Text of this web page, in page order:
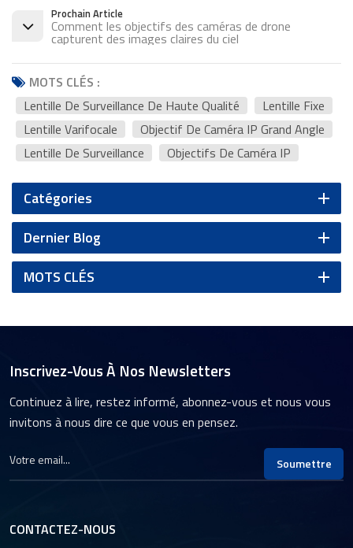
Prochain Article
Comment les objectifs des caméras de drone
capturent des images claires du ciel
MOTS CLÉS :
Lentille De Surveillance De Haute Qualité
Lentille Fixe
Lentille Varifocale
Objectif De Caméra IP Grand Angle
Lentille De Surveillance
Objectifs De Caméra IP
Catégories
Dernier Blog
MOTS CLÉS
Inscrivez-Vous À Nos Newsletters
Continuez à lire, restez informé, abonnez-vous et nous vous
invitons à nous dire ce que vous en pensez.
Soumettre
CONTACTEZ-NOUS